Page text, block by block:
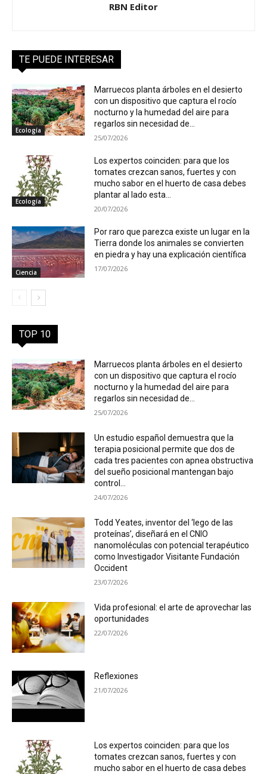
RBN Editor
TE PUEDE INTERESAR
Ecología
Marruecos planta árboles en el desierto
con un dispositivo que captura el rocío
nocturno y la humedad del aire para
regarlos sin necesidad de...
25/07/2026
Ecología
Los expertos coinciden: para que los
tomates crezcan sanos, fuertes y con
mucho sabor en el huerto de casa debes
plantar al lado esta...
20/07/2026
Ciencia
Por raro que parezca existe un lugar en la
Tierra donde los animales se convierten
en piedra y hay una explicación científica
17/07/2026
TOP 10
Marruecos planta árboles en el desierto
con un dispositivo que captura el rocío
nocturno y la humedad del aire para
regarlos sin necesidad de...
25/07/2026
Un estudio español demuestra que la
terapia posicional permite que dos de
cada tres pacientes con apnea obstructiva
del sueño posicional mantengan bajo
control...
24/07/2026
Todd Yeates, inventor del ‘lego de las
proteínas’, diseñará en el CNIO
nanomoléculas con potencial terapéutico
como Investigador Visitante Fundación
Occident
23/07/2026
Vida profesional: el arte de aprovechar las
oportunidades
22/07/2026
Reflexiones
21/07/2026
Los expertos coinciden: para que los
tomates crezcan sanos, fuertes y con
mucho sabor en el huerto de casa debes